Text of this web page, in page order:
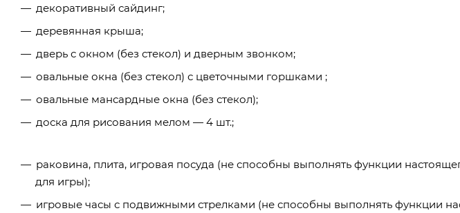
декоративный сайдинг;
деревянная крыша;
дверь с окном (без стекол) и дверным звонком;
овальные окна (без стекол) с цветочными горшками ;
овальные мансардные окна (без стекол);
доска для рисования мелом — 4 шт.;
раковина, плита, игровая посуда (не способны выполнять функции
для игры);
игровые часы с подвижными стрелками (не способны выполнять функции